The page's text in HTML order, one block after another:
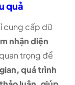
quả
cung cấp dữ
nhận diện
trọng để
quá trình